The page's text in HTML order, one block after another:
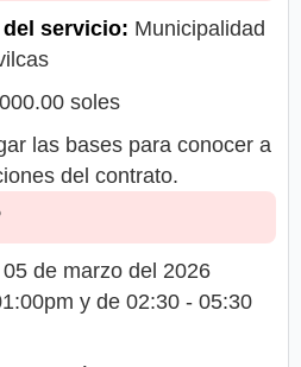
servicio: Municipalidad
soles
las bases para conocer a
del contrato.
05 de marzo del 2026
y de 02:30 - 05:30